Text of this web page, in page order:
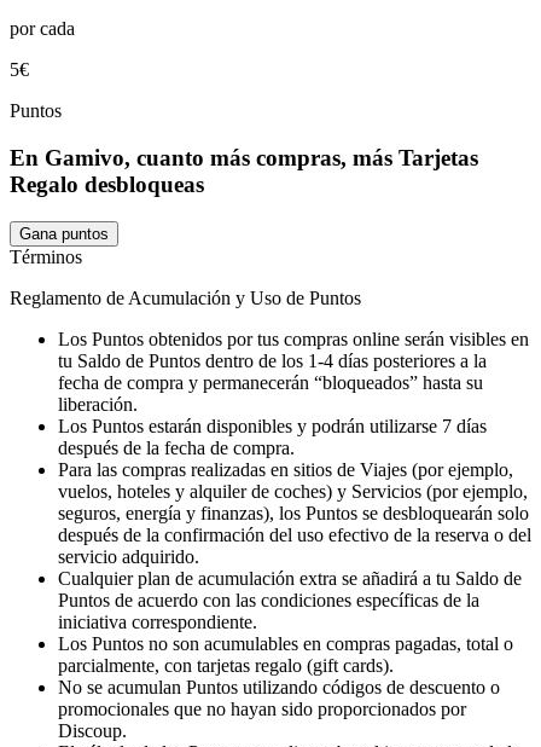
por cada
5€
Puntos
En Gamivo, cuanto más compras, más Tarjetas
Regalo desbloqueas
Gana puntos
Términos
Reglamento de Acumulación y Uso de Puntos
Los Puntos obtenidos por tus compras online serán visibles en
tu Saldo de Puntos dentro de los 1-4 días posteriores a la
fecha de compra y permanecerán “bloqueados” hasta su
liberación.
Los Puntos estarán disponibles y podrán utilizarse 7 días
después de la fecha de compra.
Para las compras realizadas en sitios de Viajes (por ejemplo,
vuelos, hoteles y alquiler de coches) y Servicios (por ejemplo,
seguros, energía y finanzas), los Puntos se desbloquearán solo
después de la confirmación del uso efectivo de la reserva o del
servicio adquirido.
Cualquier plan de acumulación extra se añadirá a tu Saldo de
Puntos de acuerdo con las condiciones específicas de la
iniciativa correspondiente.
Los Puntos no son acumulables en compras pagadas, total o
parcialmente, con tarjetas regalo (gift cards).
No se acumulan Puntos utilizando códigos de descuento o
promocionales que no hayan sido proporcionados por
Discoup.